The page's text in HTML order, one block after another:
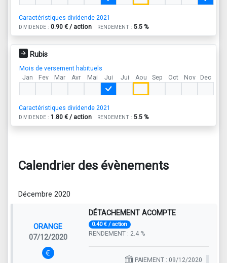
Caractéristiques dividende 2021
DIVIDENDE : 0.90 € / action RENDEMENT : 5.5 %
Rubis
Mois de versement habituels
Jan
Fev Mar Avr Mai Jui Jui Aou Sep Oct Nov Dec
Caractéristiques dividende 2021
DIVIDENDE : 1.80 € / action RENDEMENT : 5.5 %
Calendrier des évènements
Décembre 2020
ORANGE
07/12/2020
DÉTACHEMENT ACOMPTE
0.40 € / action
RENDEMENT : 2.4 %
PAIEMENT : 09/12/2020